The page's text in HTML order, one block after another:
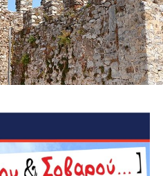
Εθελοντών Πολιτικής
και ουσιαστικά
αποστράτους των
πολίτες, σε
ομάδες της περιοχής.
για μνημεία και
το Κάστρο της
Αρχαίο Θέατρο Μακύνειας,
μόνο το φυσικό αλλά και το